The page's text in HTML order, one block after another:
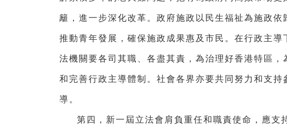
籬，進一步深化改革。政府施政以民生福祉為施政依
推動青年發展，確保施政成果惠及市民。在行政主導
法機關要各司其職、各盡其責，為治理好香港特區
和完善行政主導體制。社會各界亦要共同努力和支持
導。
第四，新一屆立法會肩負重任和職責使命，應支